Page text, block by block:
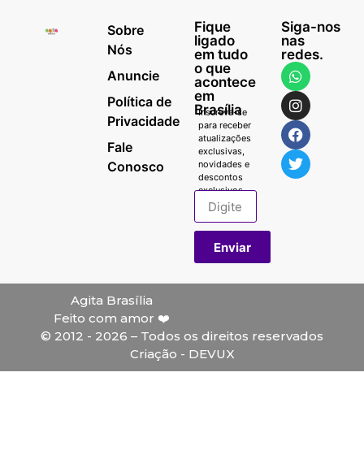
Sobre
Nós
Anuncie
Política de
Privacidade
Fale
Conosco
Fique
ligado
em tudo
o que
acontece
em
Brasília
Inscreva-se
para receber
atualizações
exclusivas,
novidades e
descontos
exclusivos.
Enviar
Siga-nos
nas
redes.
Agita Brasília
Feito com amor ❤️
© 2012 - 2026 – Todos os direitos reservados
Criação - DEVUX